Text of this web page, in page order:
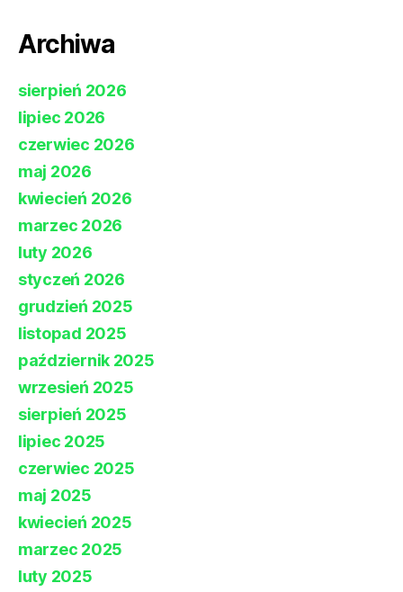
Archiwa
sierpień 2026
lipiec 2026
czerwiec 2026
maj 2026
kwiecień 2026
marzec 2026
luty 2026
styczeń 2026
grudzień 2025
listopad 2025
październik 2025
wrzesień 2025
sierpień 2025
lipiec 2025
czerwiec 2025
maj 2025
kwiecień 2025
marzec 2025
luty 2025